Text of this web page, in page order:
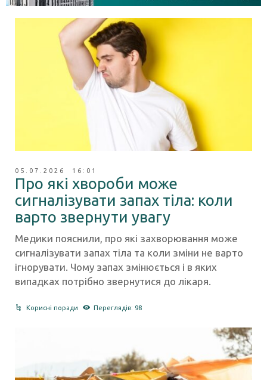
05.07.2026 16:01
Про які хвороби може
сигналізувати запах тіла: коли
варто звернути увагу
Медики пояснили, про які захворювання може
сигналізувати запах тіла та коли зміни не варто
ігнорувати. Чому запах змінюється і в яких
випадках потрібно звернутися до лікаря.
Корисні поради Переглядів: 98